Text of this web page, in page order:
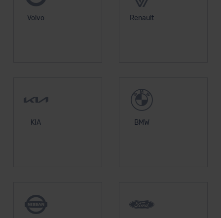
Volvo Renault
KIA BMW